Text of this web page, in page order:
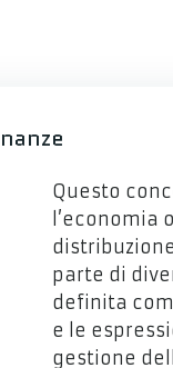
Questo
l’economia
parte di
definita
e le
gestione